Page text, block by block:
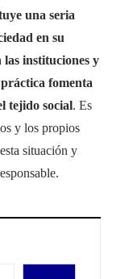
una seria
en su
las instituciones y
práctica fomenta
tejido social. Es
y los propios
situación y